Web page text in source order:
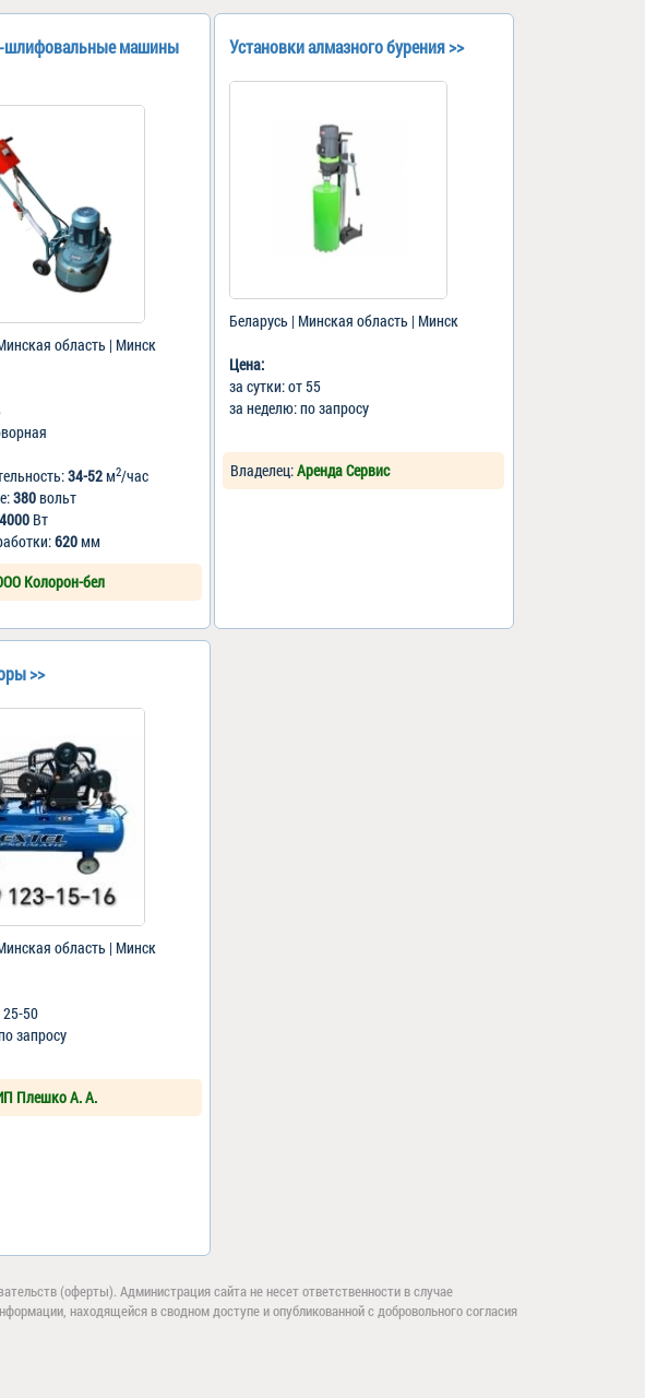
шлифовальные машины
область | Минск
34-52м2/час
380вольт
4000Вт
620мм
Колорон-бел
Установки алмазного бурения >>
Беларусь | Минская область | Минск
Цена:
за сутки: от 55
за неделю: по запросу
Владелец:Аренда Сервис
>>
область | Минск
25-50
запросу
Плешко А. А.
(оферты). Администрация сайта не несет ответственности в случае
находящейся в сводном доступе и опубликованной с добровольного согласия